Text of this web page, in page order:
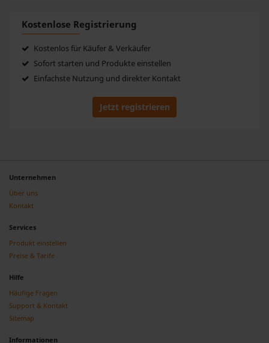
Kostenlose Registrierung
Kostenlos für Käufer & Verkäufer
Sofort starten und Produkte einstellen
Einfachste Nutzung und direkter Kontakt
Jetzt registrieren
Unternehmen
Über uns
Kontakt
Services
Produkt einstellen
Preise & Tarife
Hilfe
Häufige Fragen
Support & Kontakt
Sitemap
Informationen